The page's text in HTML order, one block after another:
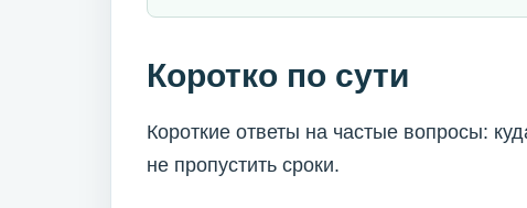
Коротко по сути
Короткие ответы на частые вопросы:
не пропустить сроки.